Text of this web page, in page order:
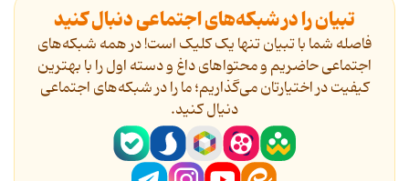
تبیان را در شبکه‌های اجتماعی دنبال کنید
فاصله شما با تبیان تنها یک کلیک است! در همه شبکه‌های
اجتماعی حاضریم و محتواهای داغ و دسته اول را با بهترین
کیفیت در اختیارتان می‌گذاریم؛ ما را در شبکه‌های اجتماعی
دنیال کنید.